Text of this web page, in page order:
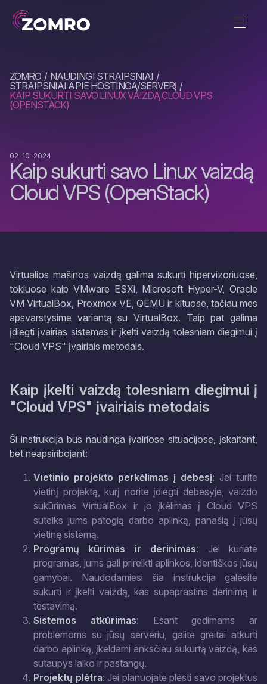
ZOMRO
NAUDINGI STRAIPSNIAI
STRAIPSNIAI APIE HOSTINGĄ/SERVERĮ
KAIP SUKURTI SAVO LINUX VAIZDĄ CLOUD VPS
(OPENSTACK)
Kaip sukurti savo Linux vaizdą
Cloud VPS (OpenStack)
02-10-2024
Virtualios mašinos vaizdą galima sukurti hipervizoriuose,
tokiuose kaip VMware ESXi, Microsoft Hyper-V, Oracle
VM VirtualBox, Proxmox VE, QEMU ir kituose, tačiau mes
apsvarstysime variantą su VirtualBox. Taip pat galima
įdiegti įvairias sistemas ir įkelti vaizdą tolesniam diegimui į
"Cloud VPS" įvairiais metodais.
Kaip įkelti vaizdą tolesniam diegimui į
"Cloud VPS" įvairiais metodais
Ši instrukcija bus naudinga įvairiose situacijose, įskaitant,
bet neapsiribojant:
Vietinio projekto perkėlimas į debesį: Jei turite
vietinį projektą, kurį norite įdiegti debesyje, vaizdo
sukūrimas VirtualBox ir jo įkėlimas į Cloud VPS
suteiks jums patogią darbo aplinką, panašią į jūsų
vietinę sistemą.
Programų kūrimas ir derinimas: Jei kuriate
programas, jums gali prireikti aplinkos, identiškos jūsų
gamybai. Naudodamiesi šia instrukcija galėsite
sukurti ir įkelti vaizdą, kas supaprastins derinimą ir
testavimą.
Sistemos atkūrimas: Esant gedimams ar
problemoms su jūsų serveriu, galite greitai atkurti
darbo aplinką, įkeldami anksčiau sukurtą vaizdą, kas
sutaupys laiko ir pastangų.
Projektų plėtra: Jei planuojate plėsti savo projektus